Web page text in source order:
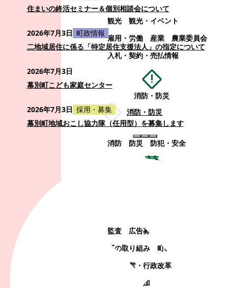
観光
観光・イベント
雇用・労働
産業
農業委員会
入札・契約・売払情報
消防・防災
消防・防災
消防 防災 防犯・安全
監査 広告募集
町の取り組み
町の概要
町政運営・行政改革
町政への参加
住まいの終活セミナー＆個別相談会について
2026年7月3日 町政情報
二地域居住に係る「特定居住支援法人」の指定について
2026年7月3日
幕別町こども家庭センター
2026年7月3日 採用・募集
幕別町地域おこし協力隊（任用型）を募集します